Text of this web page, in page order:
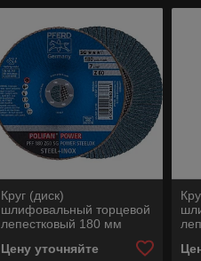
Круг (диск)
шлифовальный торцевой
лепестковый 180 мм
POLIFAN PFF 180 Z60 SG
POWER STEELOX, Pferd,
Цену уточняйте